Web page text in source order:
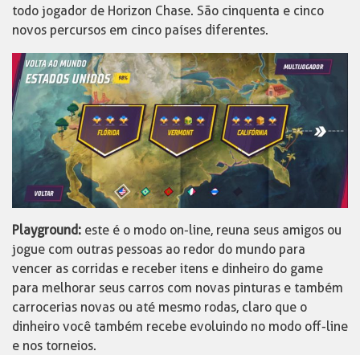
todo jogador de Horizon Chase. São cinquenta e cinco
novos percursos em cinco países diferentes.
Playground: este é o modo on-line, reuna seus amigos ou
jogue com outras pessoas ao redor do mundo para
vencer as corridas e receber itens e dinheiro do game
para melhorar seus carros com novas pinturas e também
carrocerias novas ou até mesmo rodas, claro que o
dinheiro você também recebe evoluindo no modo off-line
e nos torneios.